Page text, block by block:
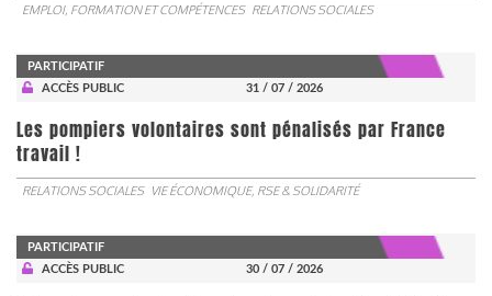
EMPLOI, FORMATION ET COMPÉTENCES RELATIONS SOCIALES
PARTICIPATIF
ACCÈS PUBLIC
31 / 07 / 2026
Les pompiers volontaires sont pénalisés par France
travail !
RELATIONS SOCIALES VIE ÉCONOMIQUE, RSE & SOLIDARITÉ
PARTICIPATIF
ACCÈS PUBLIC
30 / 07 / 2026